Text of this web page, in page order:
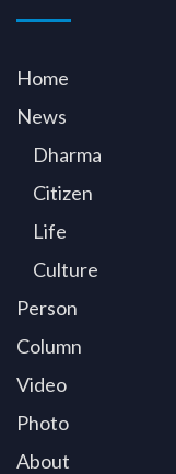
Home
News
Dharma
Citizen
Life
Culture
Person
Column
Video
Photo
About